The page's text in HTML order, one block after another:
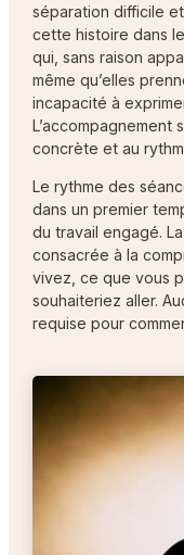
séparation difficile
cette histoire dans
qui, sans raison
même qu’elles
incapacité à
L’accompagnement
concrète et au
Le rythme des
dans un premier
du travail engagé.
consacrée à la
vivez, ce que vous
souhaiteriez aller.
requise pour